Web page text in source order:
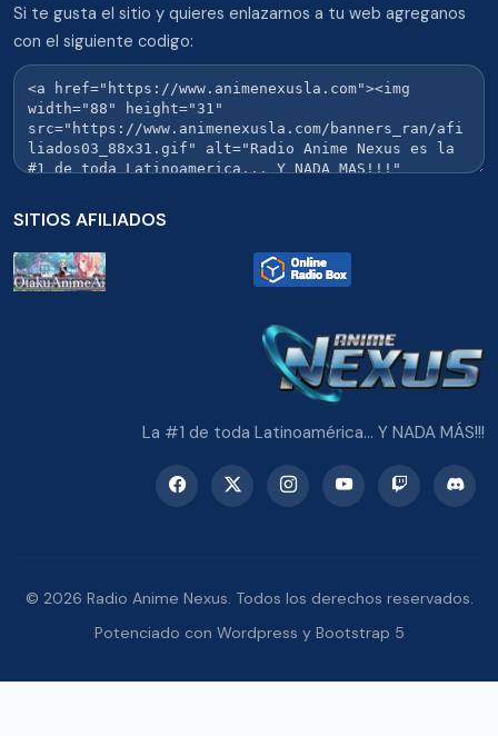
Si te gusta el sitio y quieres enlazarnos a tu web agreganos
con el siguiente codigo:
SITIOS AFILIADOS
La #1 de toda Latinoamérica... Y NADA MÁS!!!
© 2026 Radio Anime Nexus. Todos los derechos reservados.
Potenciado con Wordpress y Bootstrap 5